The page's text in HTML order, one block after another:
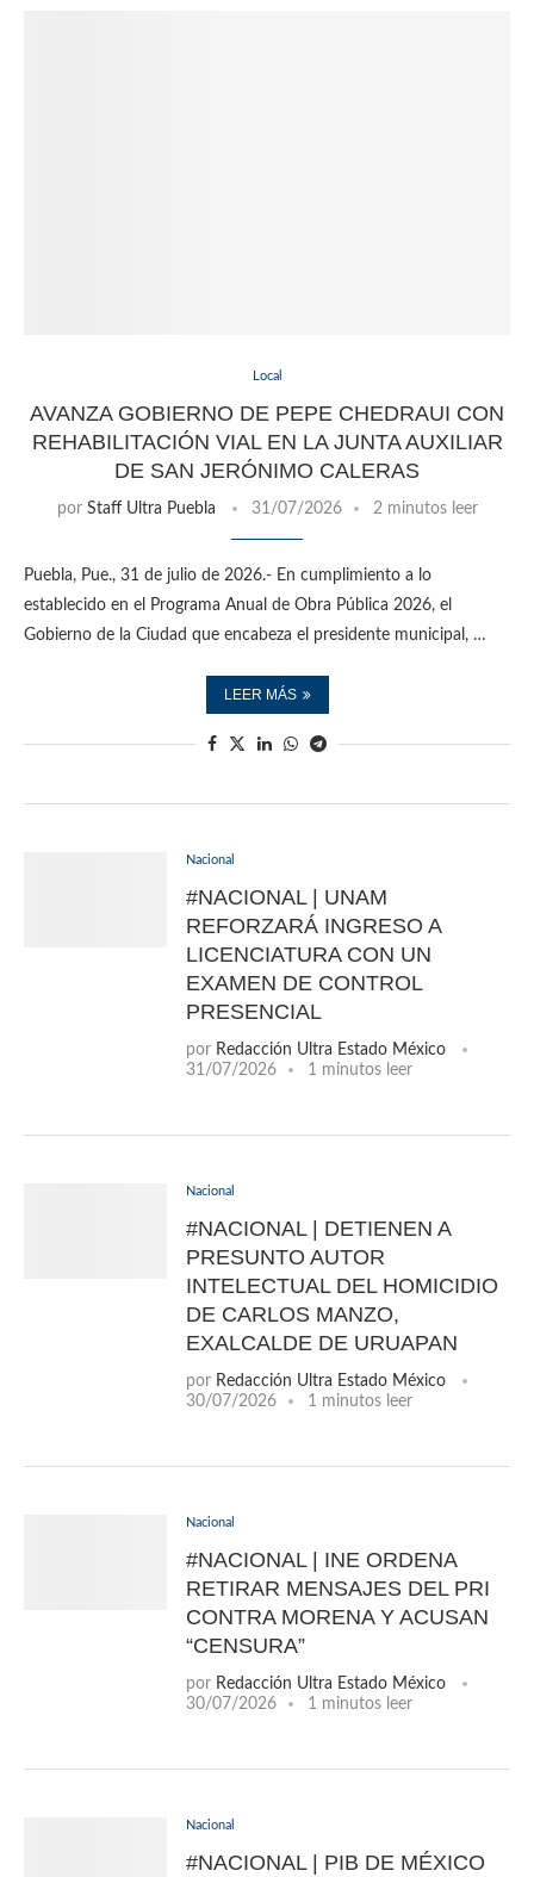
Local
AVANZA GOBIERNO DE PEPE CHEDRAUI CON
REHABILITACIÓN VIAL EN LA JUNTA AUXILIAR
DE SAN JERÓNIMO CALERAS
por Staff Ultra Puebla 31/07/2026 2 minutos leer
Puebla, Pue., 31 de julio de 2026.- En cumplimiento a lo
establecido en el Programa Anual de Obra Pública 2026, el
Gobierno de la Ciudad que encabeza el presidente municipal, …
LEER MÁS
Nacional
#NACIONAL | UNAM
REFORZARÁ INGRESO A
LICENCIATURA CON UN
EXAMEN DE CONTROL
PRESENCIAL
por Redacción Ultra Estado México
31/07/2026
1 minutos leer
Nacional
#NACIONAL | DETIENEN A
PRESUNTO AUTOR
INTELECTUAL DEL HOMICIDIO
DE CARLOS MANZO,
EXALCALDE DE URUAPAN
por Redacción Ultra Estado México
30/07/2026
1 minutos leer
Nacional
#NACIONAL | INE ORDENA
RETIRAR MENSAJES DEL PRI
CONTRA MORENA Y ACUSAN
“CENSURA”
por Redacción Ultra Estado México
30/07/2026
1 minutos leer
Nacional
#NACIONAL | PIB DE MÉXICO